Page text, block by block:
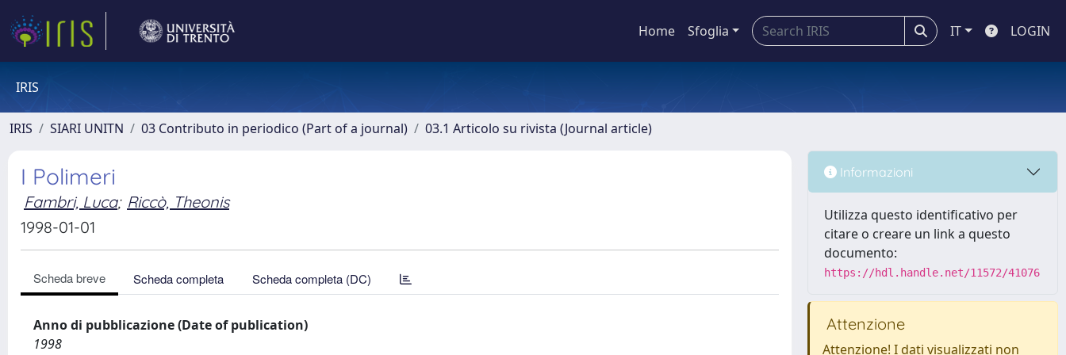
Home Sfoglia IT LOGIN
IRIS
IRIS SIARI UNITN 03 Contributo in periodico (Part of a journal) 03.1 Articolo su rivista (Journal article)
I Polimeri
Fambri, Luca; Riccò, Theonis
1998-01-01
Scheda breve Scheda completa Scheda completa (DC)
Anno di pubblicazione (Date of publication)
1998
Informazioni
Utilizza questo identificativo per
citare o creare un link a questo
documento:
https://hdl.handle.net/11572/41076
Attenzione
Attenzione! I dati visualizzati non